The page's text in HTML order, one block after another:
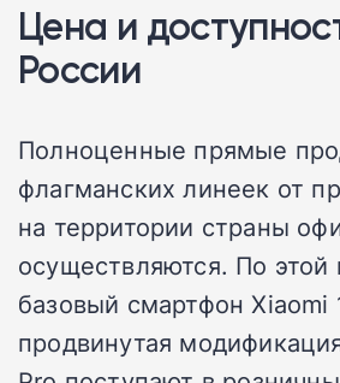
Цена и
России
Полноценные прямые
флагманских линеек от
на территории страны
осуществляются. По этой
базовый смартфон Xiaomi
продвинутая